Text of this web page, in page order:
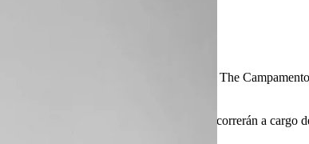
de importación están cubiertos por The
aduaneros propios de cada país correrán a cargo